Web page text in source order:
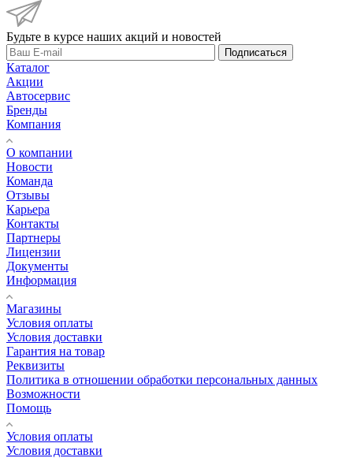
Будьте в курсе наших акций и новостей
Подписаться
Каталог
Акции
Автосервис
Бренды
Компания
О компании
Новости
Команда
Отзывы
Карьера
Контакты
Партнеры
Лицензии
Документы
Информация
Магазины
Условия оплаты
Условия доставки
Гарантия на товар
Реквизиты
Политика в отношении обработки персональных данных
Возможности
Помощь
Условия оплаты
Условия доставки